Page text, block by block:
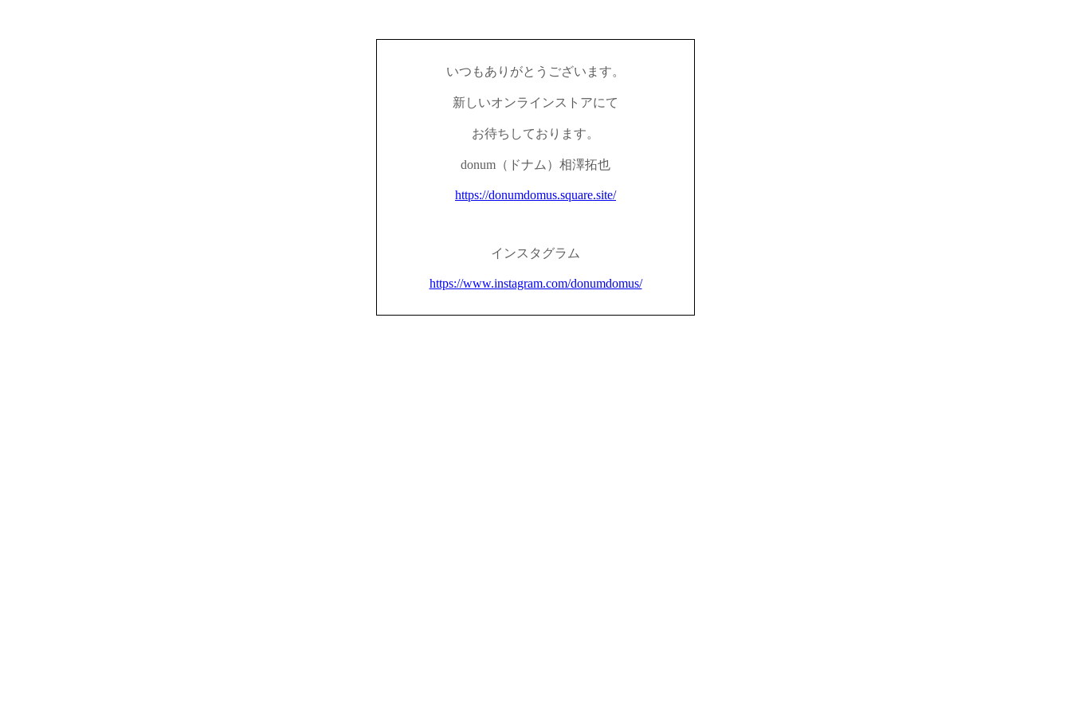
いつもありがとうございます。
新しいオンラインストアにて
お待ちしております。
donum（ドナム）相澤拓也
https://donumdomus.square.site/
インスタグラム
https://www.instagram.com/donumdomus/